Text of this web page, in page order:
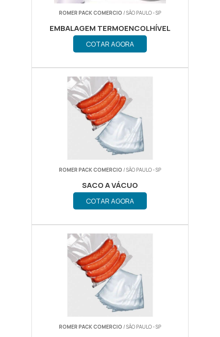
ROMER PACK COMERCIO / SÃO PAULO - SP
EMBALAGEM TERMOENCOLHÍVEL
COTAR AGORA
ROMER PACK COMERCIO / SÃO PAULO - SP
SACO A VÁCUO
COTAR AGORA
ROMER PACK COMERCIO / SÃO PAULO - SP